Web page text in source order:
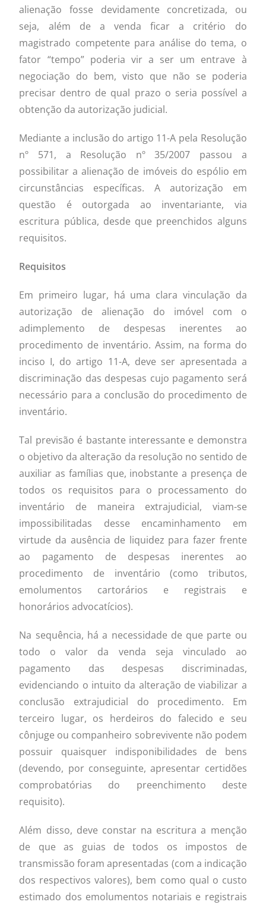
alienação fosse devidamente concretizada, ou
seja, além de a venda ficar a critério do
magistrado competente para análise do tema, o
fator “tempo” poderia vir a ser um entrave à
negociação do bem, visto que não se poderia
precisar dentro de qual prazo o seria possível a
obtenção da autorização judicial.
Mediante a inclusão do artigo 11-A pela Resolução
nº 571, a Resolução nº 35/2007 passou a
possibilitar a alienação de imóveis do espólio em
circunstâncias específicas. A autorização em
questão é outorgada ao inventariante, via
escritura pública, desde que preenchidos alguns
requisitos.
Requisitos
Em primeiro lugar, há uma clara vinculação da
autorização de alienação do imóvel com o
adimplemento de despesas inerentes ao
procedimento de inventário. Assim, na forma do
inciso I, do artigo 11-A, deve ser apresentada a
discriminação das despesas cujo pagamento será
necessário para a conclusão do procedimento de
inventário.
Tal previsão é bastante interessante e demonstra
o objetivo da alteração da resolução no sentido de
auxiliar as famílias que, inobstante a presença de
todos os requisitos para o processamento do
inventário de maneira extrajudicial, viam-se
impossibilitadas desse encaminhamento em
virtude da ausência de liquidez para fazer frente
ao pagamento de despesas inerentes ao
procedimento de inventário (como tributos,
emolumentos cartorários e registrais e
honorários advocatícios).
Na sequência, há a necessidade de que parte ou
todo o valor da venda seja vinculado ao
pagamento das despesas discriminadas,
evidenciando o intuito da alteração de viabilizar a
conclusão extrajudicial do procedimento. Em
terceiro lugar, os herdeiros do falecido e seu
cônjuge ou companheiro sobrevivente não podem
possuir quaisquer indisponibilidades de bens
(devendo, por conseguinte, apresentar certidões
comprobatórias do preenchimento deste
requisito).
Além disso, deve constar na escritura a menção
de que as guias de todos os impostos de
transmissão foram apresentadas (com a indicação
dos respectivos valores), bem como qual o custo
estimado dos emolumentos notariais e registrais